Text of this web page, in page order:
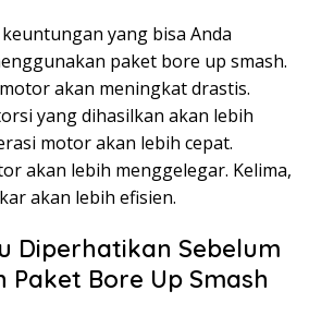
yang bisa Anda
paket bore up smash.
akan meningkat drastis.
yang dihasilkan akan lebih
motor akan lebih cepat.
akan lebih menggelegar. Kelima,
akan lebih efisien.
Diperhatikan Sebelum
Paket Bore Up Smash